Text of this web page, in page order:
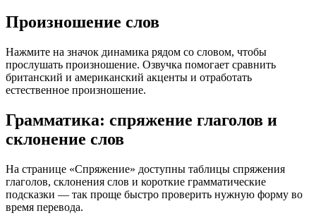
Произношение слов
Нажмите на значок динамика рядом со словом, чтобы
прослушать произношение. Озвучка помогает сравнить
британский и американский акценты и отработать
естественное произношение.
Грамматика: спряжение глаголов и
склонение слов
На странице «Спряжение» доступны таблицы спряжения
глаголов, склонения слов и короткие грамматические
подсказки — так проще быстро проверить нужную форму во
время перевода.